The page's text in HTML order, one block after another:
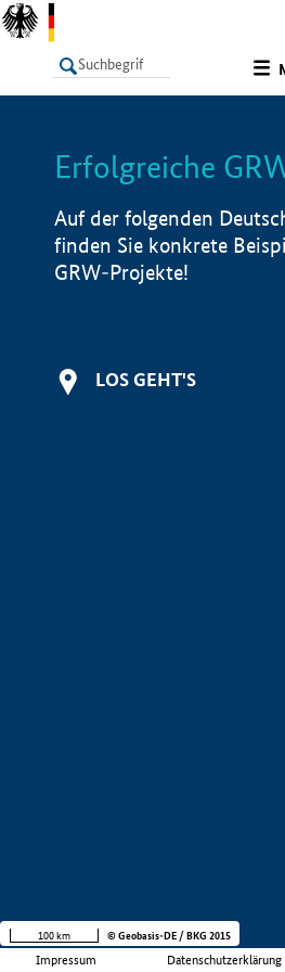
LISTE
Erfolgreiche
Auf der folgenden
finden Sie konkrete
GRW-Projekte!
LOS GEHT'S
Impressum Datenschutzerklärung
100 km © Geobasis-DE / BKG 2015